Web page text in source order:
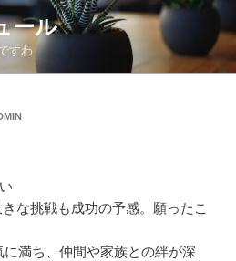
ール
すわ
な挑戦も成功の予感。願ったこ
満ち、仲間や家族との絆が深